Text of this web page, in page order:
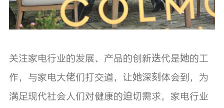
关注家电行业的发展、产品的创新迭代是她的工
作，与家电大佬们打交道，让她深刻体会到，为
满足现代社会人们对健康的迫切需求，家电行业